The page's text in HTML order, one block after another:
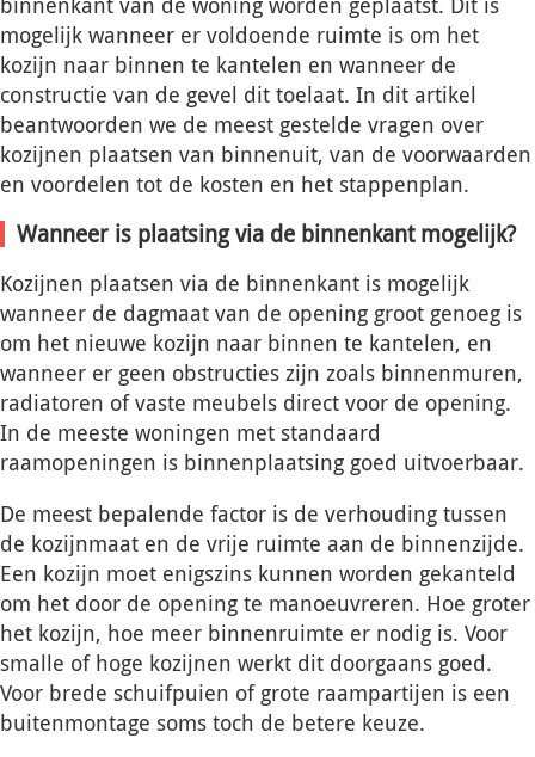
mogelijk wanneer er voldoende ruimte is om het
kozijn naar binnen te kantelen en wanneer de
constructie van de gevel dit toelaat. In dit artikel
beantwoorden we de meest gestelde vragen over
kozijnen plaatsen van binnenuit, van de voorwaarden
en voordelen tot de kosten en het stappenplan.
Wanneer is plaatsing via de binnenkant mogelijk?
Kozijnen plaatsen via de binnenkant is mogelijk
wanneer de dagmaat van de opening groot genoeg is
om het nieuwe kozijn naar binnen te kantelen, en
wanneer er geen obstructies zijn zoals binnenmuren,
radiatoren of vaste meubels direct voor de opening.
In de meeste woningen met standaard
raamopeningen is binnenplaatsing goed uitvoerbaar.
De meest bepalende factor is de verhouding tussen
de kozijnmaat en de vrije ruimte aan de binnenzijde.
Een kozijn moet enigszins kunnen worden gekanteld
om het door de opening te manoeuvreren. Hoe groter
het kozijn, hoe meer binnenruimte er nodig is. Voor
smalle of hoge kozijnen werkt dit doorgaans goed.
Voor brede schuifpuien of grote raampartijen is een
buitenmontage soms toch de betere keuze.